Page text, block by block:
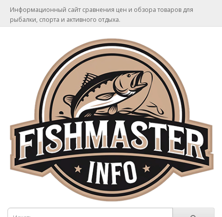
Информационный сайт сравнения цен и обзора товаров для
рыбалки, спорта и активного отдыха.